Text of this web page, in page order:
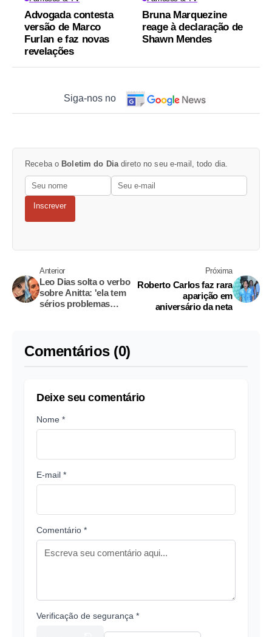
Advogada contesta
versão de Marco
Furlan e faz novas
revelações
Bruna Marquezine
reage à declaração de
Shawn Mendes
Siga-nos no
Receba o Boletim do Dia direto no seu e-mail, todo dia.
Inscrever
Anterior
Leo Dias solta o verbo
sobre Anitta: 'ela tem
sérios problemas
Próxima
Roberto Carlos faz rara
aparição em
aniversário da neta
Comentários (0)
Deixe seu comentário
Nome *
E-mail *
Comentário *
Verificação de segurança *